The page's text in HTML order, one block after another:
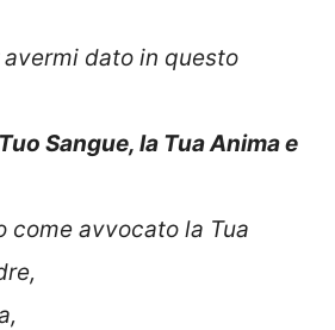
dato in questo
Sangue, la Tua Anima e
come avvocato la Tua